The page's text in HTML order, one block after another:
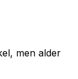
men alder